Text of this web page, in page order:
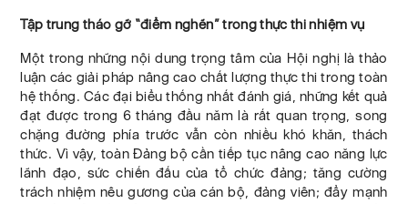
Tập trung tháo gỡ “điểm nghẽn” trong thực thi nhiệm vụ
Một trong những nội dung trọng tâm của Hội nghị là thảo
luận các giải pháp nâng cao chất lượng thực thi trong toàn
hệ thống. Các đại biểu thống nhất đánh giá, những kết quả
đạt được trong 6 tháng đầu năm là rất quan trọng, song
chặng đường phía trước vẫn còn nhiều khó khăn, thách
thức. Vì vậy, toàn Đảng bộ cần tiếp tục nâng cao năng lực
lãnh đạo, sức chiến đấu của tổ chức đảng; tăng cường
trách nhiệm nêu gương của cán bộ, đảng viên; đẩy mạnh